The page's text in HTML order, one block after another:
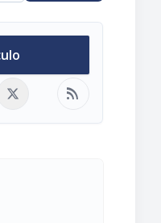
rss_feed